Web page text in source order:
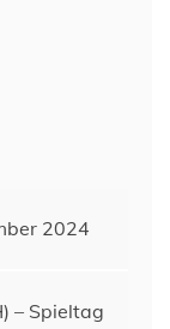
2024
– Spieltag